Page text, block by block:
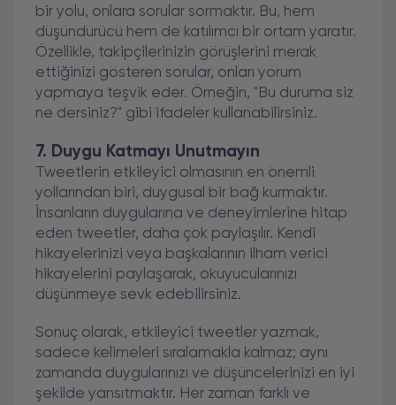
bir yolu, onlara sorular sormaktır. Bu, hem
düşündürücü hem de katılımcı bir ortam yaratır.
Özellikle, takipçilerinizin görüşlerini merak
ettiğinizi gösteren sorular, onları yorum
yapmaya teşvik eder. Örneğin, "Bu duruma siz
ne dersiniz?" gibi ifadeler kullanabilirsiniz.
7. Duygu Katmayı Unutmayın
Tweetlerin etkileyici olmasının en önemli
yollarından biri, duygusal bir bağ kurmaktır.
İnsanların duygularına ve deneyimlerine hitap
eden tweetler, daha çok paylaşılır. Kendi
hikayelerinizi veya başkalarının ilham verici
hikayelerini paylaşarak, okuyucularınızı
düşünmeye sevk edebilirsiniz.
Sonuç olarak, etkileyici tweetler yazmak,
sadece kelimeleri sıralamakla kalmaz; aynı
zamanda duygularınızı ve düşüncelerinizi en iyi
şekilde yansıtmaktır. Her zaman farklı ve